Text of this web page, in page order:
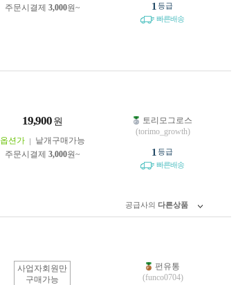
주문시결제 3,000원~ 1 등급
빠른배송
19,900 원
옵션가
낱개구매가능
주문시결제 3,000원~
토리모그로스
(torimo_growth)
1 등급
빠른배송
공급사의 다른상품
사업자회원만
구매가능
펀유통
(funco0704)